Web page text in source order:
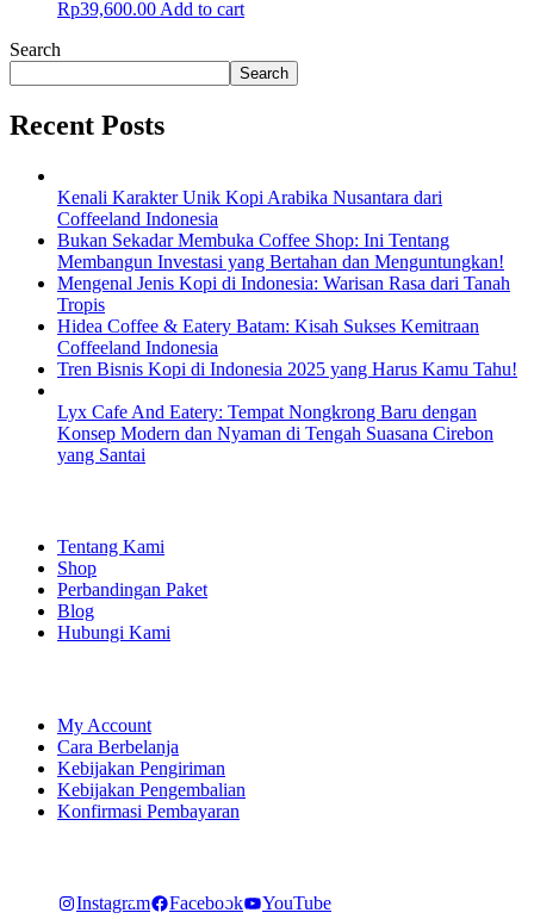
Rp39,600.00 Add to cart
Search
Search
Recent Posts
Kenali Karakter Unik Kopi Arabika Nusantara dari
Coffeeland Indonesia
Bukan Sekadar Membuka Coffee Shop: Ini Tentang
Membangun Investasi yang Bertahan dan Menguntungkan!
Mengenal Jenis Kopi di Indonesia: Warisan Rasa dari Tanah
Tropis
Hidea Coffee & Eatery Batam: Kisah Sukses Kemitraan
Coffeeland Indonesia
Tren Bisnis Kopi di Indonesia 2025 yang Harus Kamu Tahu!
Lyx Cafe And Eatery: Tempat Nongkrong Baru dengan
Konsep Modern dan Nyaman di Tengah Suasana Cirebon
yang Santai
Tentang Kami
Shop
Perbandingan Paket
Blog
Hubungi Kami
My Account
Cara Berbelanja
Kebijakan Pengiriman
Kebijakan Pengembalian
Konfirmasi Pembayaran
Instagram Facebook YouTube